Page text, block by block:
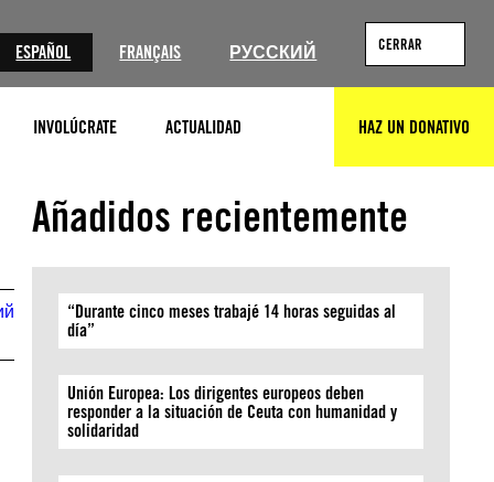
ESPAÑOL FRANÇAIS РУССКИЙ CERRAR
INVOLÚCRATE ACTUALIDAD HAZ UN DONATIVO
Añadidos recientemente
“Durante cinco meses trabajé 14 horas seguidas al
día”
Unión Europea: Los dirigentes europeos deben
responder a la situación de Ceuta con humanidad y
solidaridad